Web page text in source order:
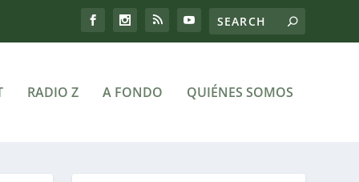
RADIO Z A FONDO QUIÉNES SOMOS